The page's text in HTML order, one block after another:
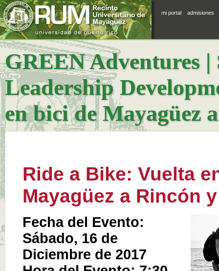
mi portal admisiones
GREEN Adventures
Leadership
en bici de Mayagüez
Ride a Bike: Vuelta
Mayagüez a Rincón
Fecha del Evento:
Sábado, 16 de
Diciembre de 2017